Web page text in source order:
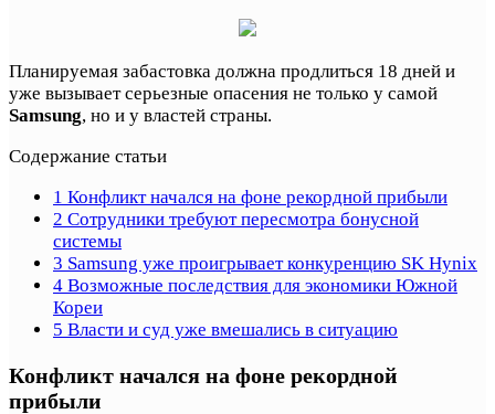
Планируемая забастовка должна продлиться 18 дней и
уже вызывает серьезные опасения не только у самой
Samsung, но и у властей страны.
Содержание статьи
1 Конфликт начался на фоне рекордной прибыли
2 Сотрудники требуют пересмотра бонусной
системы
3 Samsung уже проигрывает конкуренцию SK Hynix
4 Возможные последствия для экономики Южной
Кореи
5 Власти и суд уже вмешались в ситуацию
Конфликт начался на фоне рекордной
прибыли